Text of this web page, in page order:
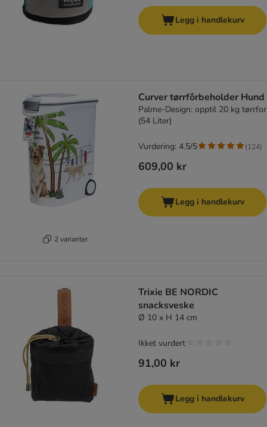
Legg i handlekurv
2 varianter
Curver tørrfôrbeholder Hund
Palme-Design: opptil 20 kg tørrfor
(54 Liter)
609,00 kr
Vurdering: 4.5/5 (124)
Legg i handlekurv
Trixie BE NORDIC
snacksveske
Ø 10 x H 14 cm
91,00 kr
Ikket vurdert
Legg i handlekurv